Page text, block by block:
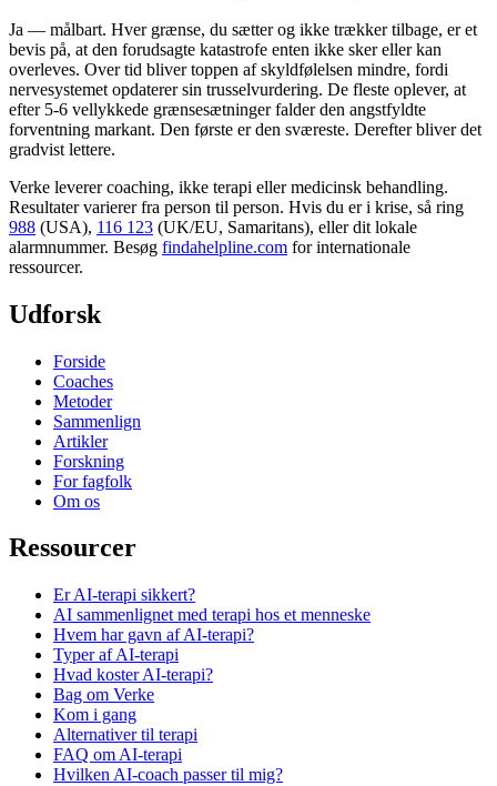
Ja — målbart. Hver grænse, du sætter og ikke trækker tilbage, er et
bevis på, at den forudsagte katastrofe enten ikke sker eller kan
overleves. Over tid bliver toppen af skyldfølelsen mindre, fordi
nervesystemet opdaterer sin trusselvurdering. De fleste oplever, at
efter 5-6 vellykkede grænsesætninger falder den angstfyldte
forventning markant. Den første er den sværeste. Derefter bliver det
gradvist lettere.
Verke leverer coaching, ikke terapi eller medicinsk behandling.
Resultater varierer fra person til person. Hvis du er i krise, så ring
988 (USA), 116 123 (UK/EU, Samaritans), eller dit lokale
alarmnummer. Besøg findahelpline.com for internationale
ressourcer.
Udforsk
Forside
Coaches
Metoder
Sammenlign
Artikler
Forskning
For fagfolk
Om os
Ressourcer
Er AI-terapi sikkert?
AI sammenlignet med terapi hos et menneske
Hvem har gavn af AI-terapi?
Typer af AI-terapi
Hvad koster AI-terapi?
Bag om Verke
Kom i gang
Alternativer til terapi
FAQ om AI-terapi
Hvilken AI-coach passer til mig?